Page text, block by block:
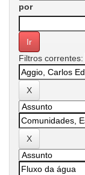
por
Filtros correntes: